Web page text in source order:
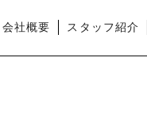
会社概要 スタッフ紹介